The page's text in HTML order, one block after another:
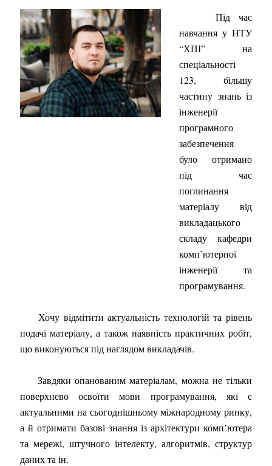
Під час
навчання у НТУ
“ХПІ” на
спеціальності
123, більшу
частину знань із
інженерії
програмного
забезпечення
було отримано
під час
поглинання
матеріалу від
викладацького
складу кафедри
комп’ютерної
інженерії та
програмування.
Хочу відмітити актуальність технологій та рівень
подачі матеріалу, а також наявність практичних робіт,
що виконуються під наглядом викладачів.
Завдяки опанованим матеріалам, можна не тільки
поверхнево освоїти мови програмування, які є
актуальними на сьогоднішньому міжнародному ринку,
а й отримати базові знання із архітектури комп’ютера
та мережі, штучного інтелекту, алгоритмів, структур
даних та ін.